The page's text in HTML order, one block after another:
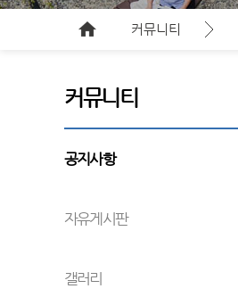
커뮤니티
커뮤니티
공지사항
자유게시판
갤러리